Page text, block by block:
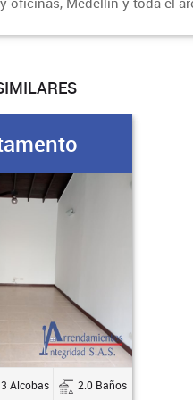
3 Alcobas 2.0 Baños